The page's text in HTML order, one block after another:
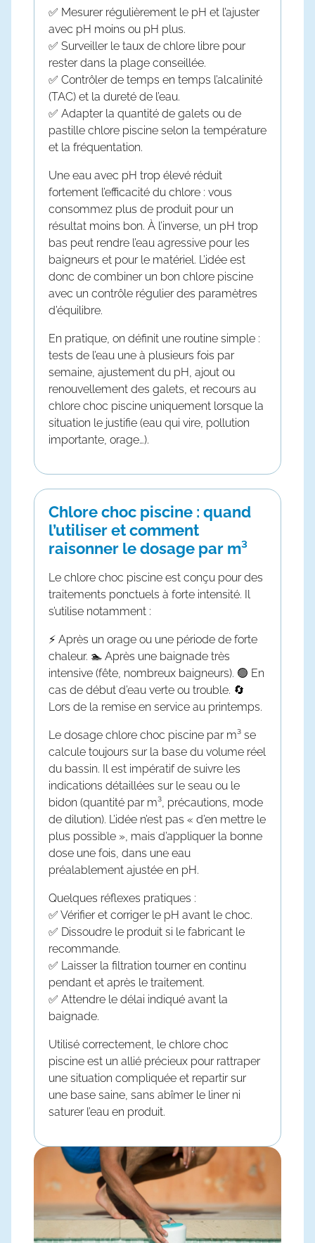
✅ Mesurer régulièrement le pH et l’ajuster
avec pH moins ou pH plus.
✅ Surveiller le taux de chlore libre pour
rester dans la plage conseillée.
✅ Contrôler de temps en temps l’alcalinité
(TAC) et la dureté de l’eau.
✅ Adapter la quantité de galets ou de
pastille chlore piscine selon la température
et la fréquentation.
Une eau avec pH trop élevé réduit
fortement l’efficacité du chlore : vous
consommez plus de produit pour un
résultat moins bon. À l’inverse, un pH trop
bas peut rendre l’eau agressive pour les
baigneurs et pour le matériel. L’idée est
donc de combiner un bon chlore piscine
avec un contrôle régulier des paramètres
d’équilibre.
En pratique, on définit une routine simple :
tests de l’eau une à plusieurs fois par
semaine, ajustement du pH, ajout ou
renouvellement des galets, et recours au
chlore choc piscine uniquement lorsque la
situation le justifie (eau qui vire, pollution
importante, orage…).
Chlore choc piscine : quand
l’utiliser et comment
raisonner le dosage par m³
Le chlore choc piscine est conçu pour des
traitements ponctuels à forte intensité. Il
s’utilise notamment :
⚡ Après un orage ou une période de forte
chaleur. 🏊 Après une baignade très
intensive (fête, nombreux baigneurs). 🟢 En
cas de début d’eau verte ou trouble. 🔄
Lors de la remise en service au printemps.
Le dosage chlore choc piscine par m³ se
calcule toujours sur la base du volume réel
du bassin. Il est impératif de suivre les
indications détaillées sur le seau ou le
bidon (quantité par m³, précautions, mode
de dilution). L’idée n’est pas « d’en mettre le
plus possible », mais d’appliquer la bonne
dose une fois, dans une eau
préalablement ajustée en pH.
Quelques réflexes pratiques :
✅ Vérifier et corriger le pH avant le choc.
✅ Dissoudre le produit si le fabricant le
recommande.
✅ Laisser la filtration tourner en continu
pendant et après le traitement.
✅ Attendre le délai indiqué avant la
baignade.
Utilisé correctement, le chlore choc
piscine est un allié précieux pour rattraper
une situation compliquée et repartir sur
une base saine, sans abîmer le liner ni
saturer l’eau en produit.